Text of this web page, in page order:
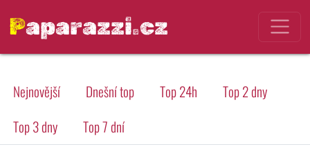
Paparazzi.cz
Nejnovější Dnešní top Top 24h
Top 2 dny
Top 3 dny
Top 7 dní